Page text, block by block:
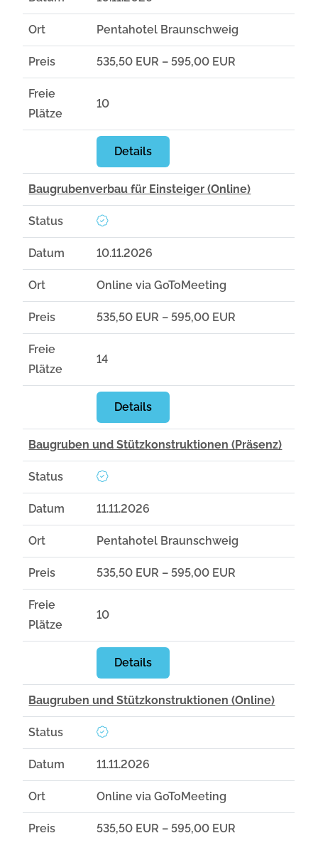
Ort Pentahotel Braunschweig
Preis 535,50 EUR – 595,00 EUR
Freie
Plätze
10
Details
Baugrubenverbau für Einsteiger (Online)
Status
Datum 10.11.2026
Ort Online via GoToMeeting
Preis 535,50 EUR – 595,00 EUR
Freie
Plätze
14
Details
Baugruben und Stützkonstruktionen (Präsenz)
Status
Datum 11.11.2026
Ort Pentahotel Braunschweig
Preis 535,50 EUR – 595,00 EUR
Freie
Plätze
10
Details
Baugruben und Stützkonstruktionen (Online)
Status
Datum 11.11.2026
Ort Online via GoToMeeting
Preis 535,50 EUR – 595,00 EUR